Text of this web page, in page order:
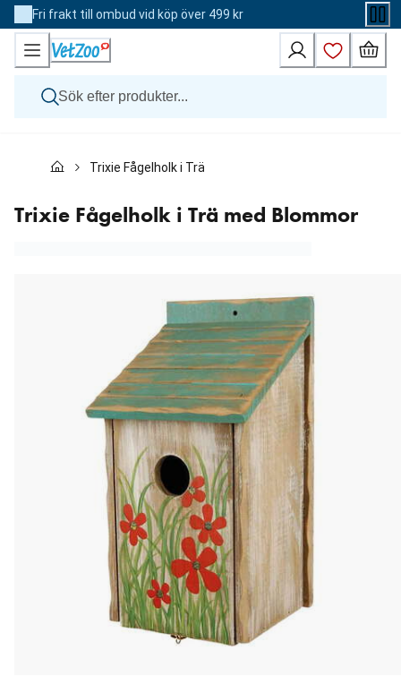
Skip
to
Content
Fri frakt till ombud vid köp över 499 kr
Katt
Veterinärfoder
Varumärken
Trixie Fågelholk i Trä med Blommor
Trixie Fågelholk i Trä med Blommor